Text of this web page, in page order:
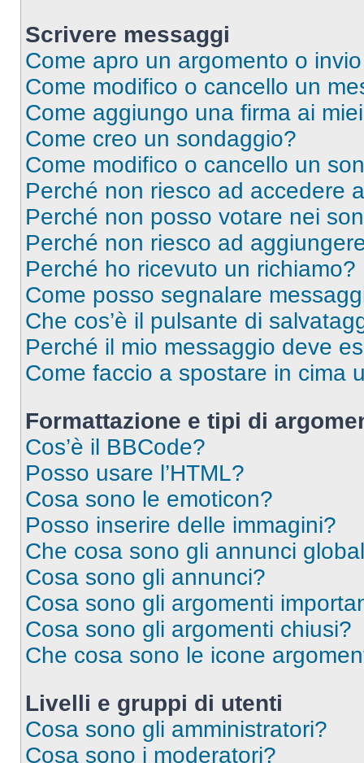
Scrivere messaggi
Come apro un argomento o
Come modifico o cancello un
Come aggiungo una firma ai
Come creo un sondaggio?
Come modifico o cancello un
Perché non riesco ad accedere
Perché non posso votare nei
Perché non riesco ad
Perché ho ricevuto un richiamo?
Come posso segnalare
Che cos’è il pulsante di
Perché il mio messaggio deve
Come faccio a spostare in cima
Formattazione e tipi di
Cos’è il BBCode?
Posso usare l’HTML?
Cosa sono le emoticon?
Posso inserire delle immagini?
Che cosa sono gli annunci
Cosa sono gli annunci?
Cosa sono gli argomenti
Cosa sono gli argomenti chiusi?
Che cosa sono le icone
Livelli e gruppi di utenti
Cosa sono gli amministratori?
Cosa sono i moderatori?